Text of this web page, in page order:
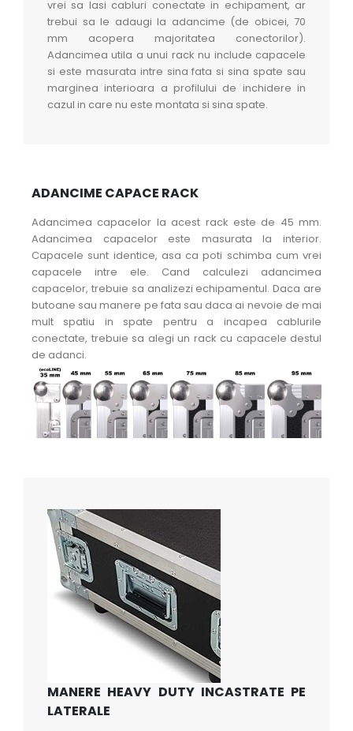
vrei sa lasi cabluri conectate in echipament, ar
trebui sa le adaugi la adancime (de obicei, 70
mm acopera majoritatea conectorilor).
Adancimea utila a unui rack nu include capacele
si este masurata intre sina fata si sina spate sau
marginea interioara a profilului de inchidere in
cazul in care nu este montata si sina spate.
ADANCIME CAPACE RACK
Adancimea capacelor la acest rack este de 45 mm.
Adancimea capacelor este masurata la interior.
Capacele sunt identice, asa ca poti schimba cum vrei
capacele intre ele. Cand calculezi adancimea
capacelor, trebuie sa analizezi echipamentul. Daca are
butoane sau manere pe fata sau daca ai nevoie de mai
mult spatiu in spate pentru a incapea cablurile
conectate, trebuie sa alegi un rack cu capacele destul
de adanci.
MANERE HEAVY DUTY INCASTRATE PE
LATERALE